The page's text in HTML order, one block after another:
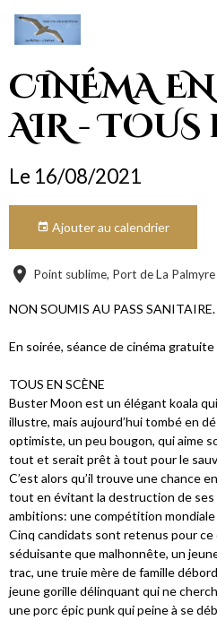
CINÉMA
AIR - TOUS
Le 16/08/2021
Ajouter au calendrier
Point sublime, Port de La
NON SOUMIS AU PASS SANITAIRE.
En soirée, séance de cinéma gratuite
TOUS EN SCÈNE
Buster Moon est un élégant koala
illustre, mais aujourd’hui tombé en
optimiste, un peu bougon, qui aime
tout et serait prêt à tout pour le
C’est alors qu’il trouve une chance
tout en évitant la destruction de
ambitions: une compétition
Cinq candidats sont retenus pour ce
séduisante que malhonnête, un
trac, une truie mère de famille
jeune gorille délinquant qui ne
une porc épic punk qui peine à se